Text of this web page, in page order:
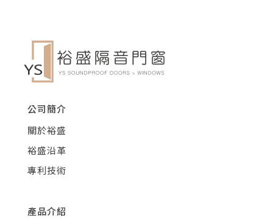
公司簡介
關於裕盛
裕盛沿革
專利技術
產品介紹